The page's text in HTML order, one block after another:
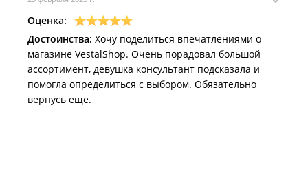
Оценка:
Достоинства: Хочу поделиться впечатлениями о
магазине VestalShop. Очень порадовал большой
ассортимент, девушка консультант подсказала и
помогла определиться с выбором. Обязательно
вернусь еще.